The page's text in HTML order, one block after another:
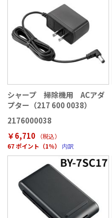
シャープ 掃除機用 ACアダ
プター（217 600 0038）
2176000038
￥6,710
（税込）
67 ポイント（1％）
内訳